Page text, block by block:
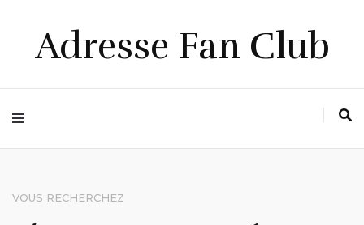
Adresse Fan Club
VOUS RECHERCHEZ